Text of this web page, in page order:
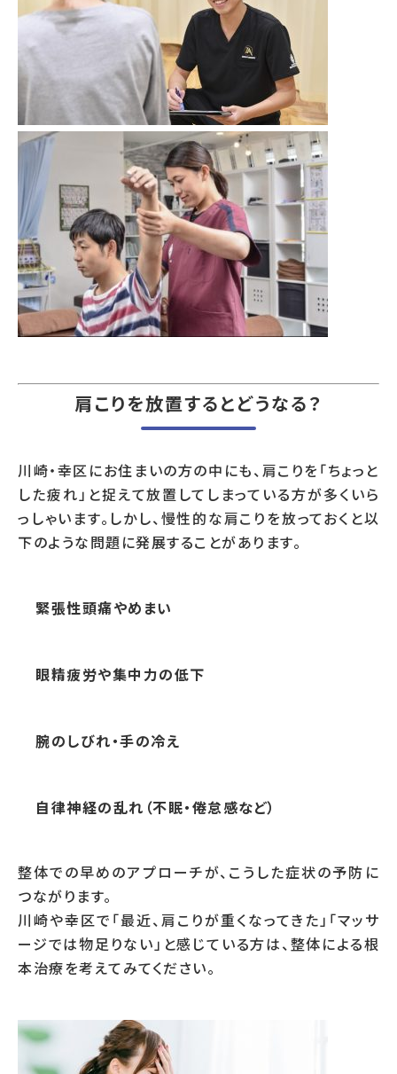
肩こりを放置するとどうなる？
川崎・幸区にお住まいの方の中にも、肩こりを「ちょっと
した疲れ」と捉えて放置してしまっている方が多くいら
っしゃいます。しかし、慢性的な肩こりを放っておくと以
下のような問題に発展することがあります。
緊張性頭痛やめまい
眼精疲労や集中力の低下
腕のしびれ・手の冷え
自律神経の乱れ（不眠・倦怠感など）
整体での早めのアプローチが、こうした症状の予防に
つながります。
川崎や幸区で「最近、肩こりが重くなってきた」「マッサ
ージでは物足りない」と感じている方は、整体による根
本治療を考えてみてください。